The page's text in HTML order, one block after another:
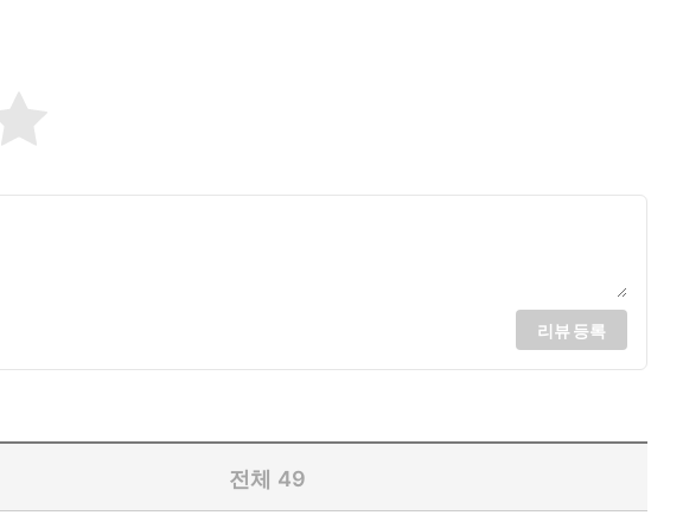
리뷰 등록
전체 49